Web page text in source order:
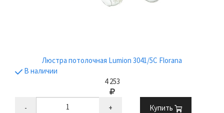
Люстра потолочная Lumion 3041/5C Florana
В наличии
4 253
- + Купить